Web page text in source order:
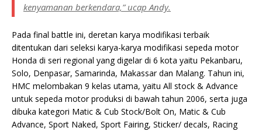
kenyamanan berkendara,” ucap Andy.
Pada final battle ini, deretan karya modifikasi terbaik
ditentukan dari seleksi karya-karya modifikasi sepeda motor
Honda di seri regional yang digelar di 6 kota yaitu Pekanbaru,
Solo, Denpasar, Samarinda, Makassar dan Malang. Tahun ini,
HMC melombakan 9 kelas utama, yaitu All stock & Advance
untuk sepeda motor produksi di bawah tahun 2006, serta juga
dibuka kategori Matic & Cub Stock/Bolt On, Matic & Cub
Advance, Sport Naked, Sport Fairing, Sticker/ decals, Racing